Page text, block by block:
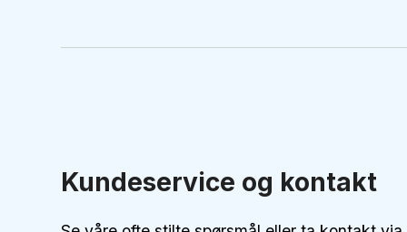
Kundeservice og kontakt